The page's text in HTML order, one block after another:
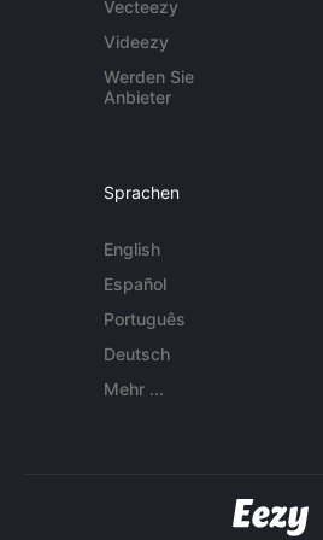
Vecteezy
Videezy
Werden Sie
Anbieter
Sprachen
English
Español
Português
Deutsch
Mehr ...